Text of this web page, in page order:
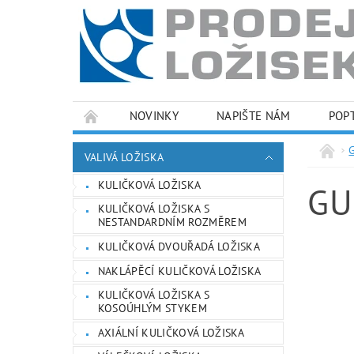
NOVINKY NAPIŠTE NÁM
PODMÍNKY OCHRANY OSOBNÍCH ÚDAJŮ
VALIVÁ LOŽISKA
KULIČKOVÁ LOŽISKA
KULIČKOVÁ LOŽISKA S
NESTANDARDNÍM ROZMĚREM
KULIČKOVÁ DVOUŘADÁ LOŽISKA
NAKLÁPĚCÍ KULIČKOVÁ LOŽISKA
KULIČKOVÁ LOŽISKA S
KOSOÚHLÝM STYKEM
AXIÁLNÍ KULIČKOVÁ LOŽISKA